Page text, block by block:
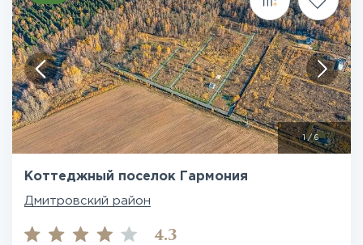
1/6
Коттеджный поселок Гармония
Дмитровский район
4.3